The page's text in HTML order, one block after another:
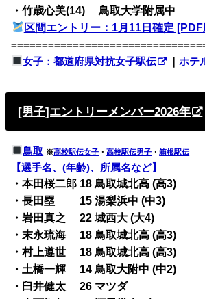
・竹歳心美(14) 鳥取大学附属中
区間エントリー：1月11日確定 [PDF
女子：都道府県対抗女子駅伝
｜ホテ
[男子]エントリーメンバー2026年
鳥取 ※高校駅伝女子 ・高校駅伝男子 ・箱根駅伝
【選手名、(年齢)、所属名など】
・本田桜二郎 18 鳥取城北高 (高3)
・長田塁 15 湯梨浜中 (中3)
・岩田真之 22 城西大 (大4)
・末永琉海 18 鳥取城北高 (高3)
・村上遵世 18 鳥取城北高 (高3)
・土橋一輝 14 鳥取大附中 (中2)
・臼井健太 26 マツダ